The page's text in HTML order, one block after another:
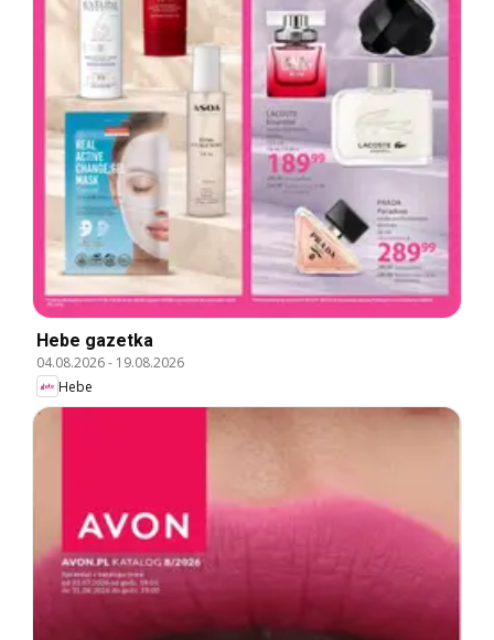
Hebe gazetka
04.08.2026- 19.08.2026
Hebe